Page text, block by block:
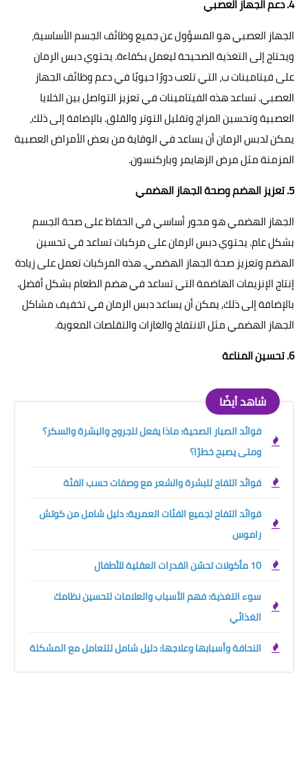
4. دعم الجهاز العصبي
الجهاز العصبي هو المسؤول عن جميع وظائف الجسم الأساسية،
ويحتاج إلى التغذية الصحيحة ليعمل بكفاءة. يحتوي دبس الرمان
على فيتامينات ب، التي تلعب دورًا حيويًا في دعم وظائف الجهاز
العصبي. تساعد هذه الفيتامينات في تعزيز التواصل بين الخلايا
العصبية وتحسين المزاج وتقليل التوتر والقلق. بالإضافة إلى ذلك،
يمكن لدبس الرمان أن يساعد في الوقاية من بعض الأمراض العصبية
المزمنة مثل مرض الزهايمر وباركنسون.
5. تعزيز الهضم وصحة الجهاز الهضمي
الجهاز الهضمي هو محور أساسي في الحفاظ على صحة الجسم
بشكل عام. يحتوي دبس الرمان على مركبات تساعد في تحسين
الهضم وتعزيز صحة الجهاز الهضمي. هذه المركبات تعمل على زيادة
إنتاج الإنزيمات الهاضمة التي تساعد في هضم الطعام بشكل أفضل.
بالإضافة إلى ذلك, يمكن أن يساعد دبس الرمان في تخفيف مشاكل
الجهاز الهضمي مثل الانتفاخ والغازات والتقلصات المعوية.
6. تحسين المناعة
شاهد أيضًا
فوائد الصبار الصحية: ماذا يفعل للجروح والبشرة والسكر؟
ومتى يصبح خطرًا؟
فوائد التفاح للبشرة والشعر مع وصفات حسب الفئة
فوائد التفاح لجميع الفئات العمرية: دليل شامل من كوتش
راموس
10 مأكولات تحسّن القدرات العقلية للأطفال
سوء التغذية: فهم الأسباب والعلامات لتحسين نظامك
الغذائي
النحافة وأسبابها وعلاجها: دليل شامل للتعامل مع المشكلة